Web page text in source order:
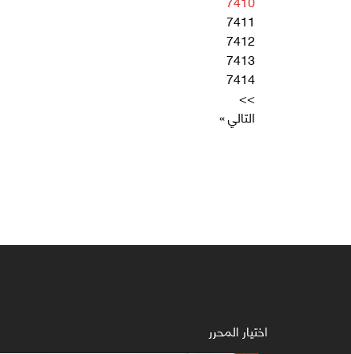
7411
7412
7413
7414
>>
التالي »
اختيار المحرر